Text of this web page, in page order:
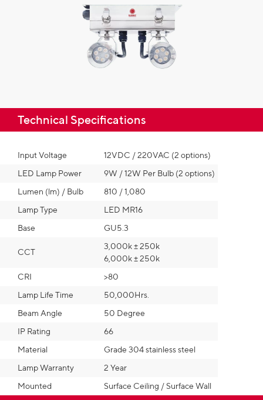
Technical Specifications​
Input Voltage
12VDC / 220VAC (2 options)
LED Lamp Power
9W / 12W Per Bulb (2 options)
Lumen (lm) / Bulb
810 / 1,080
Lamp Type
LED MR16
Base
GU5.3
CCT
3,000k ± 250k
6,000k ± 250k
CRI
>80
Lamp Life Time
50,000Hrs.
Beam Angle
50 Degree
IP Rating
66
Material
Grade 304 stainless steel
Lamp Warranty
2 Year
Mounted
Surface Ceiling / Surface Wall